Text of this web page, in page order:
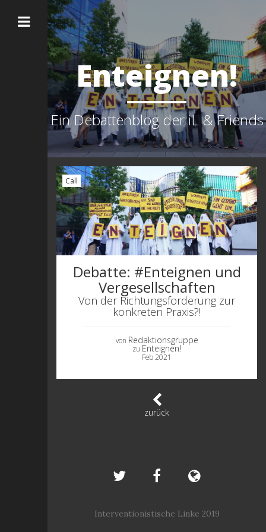
Enteignen!
Ein Debattenblog der iL & Friends
Call
Debatte: #Enteignen und
Vergesellschaften
Von der Richtungsforderung zur
konkreten Praxis?!
von Redaktionsgruppe
zu Enteignen!
Feb 2021
zurück
Interventionistische Linke 2019